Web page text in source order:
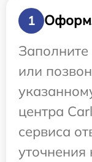
1
или
центра
сервиса